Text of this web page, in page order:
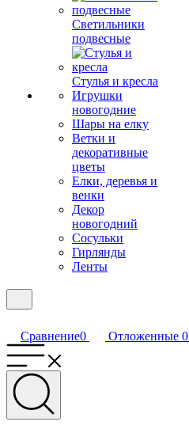
Светильники
подвесные
Стулья и кресла
Игрушки
новогодние
Шары на елку
Ветки и
декоративные
цветы
Елки, деревья и
венки
Декор
новогодний
Сосульки
Гирлянды
Ленты
Сравнение0 Отложенные 0